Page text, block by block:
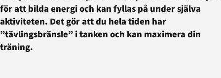
för att bilda energi och kan fyllas på under själva
aktiviteten. Det gör att du hela tiden har
”tävlingsbränsle” i tanken och kan maximera din
träning.